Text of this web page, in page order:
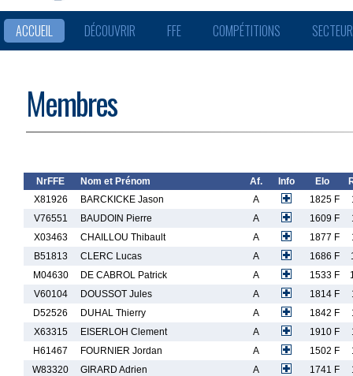
ACCUEIL DÉCOUVRIR FFE COMPÉTITIONS
Membres
NrFFE Nom et Prénom Af. Info Elo
X81926
BARCKICKE Jason A 1825 F
V76551
BAUDOIN Pierre A 1609 F
X03463
CHAILLOU Thibault A 1877 F
B51813
CLERC Lucas A 1686 F
M04630
DE CABROL Patrick A 1533 F
V60104
DOUSSOT Jules A 1814 F
D52526
DUHAL Thierry A 1842 F
X63315
EISERLOH Clement A 1910 F
H61467
FOURNIER Jordan A 1502 F
W83320
GIRARD Adrien A 1741 F